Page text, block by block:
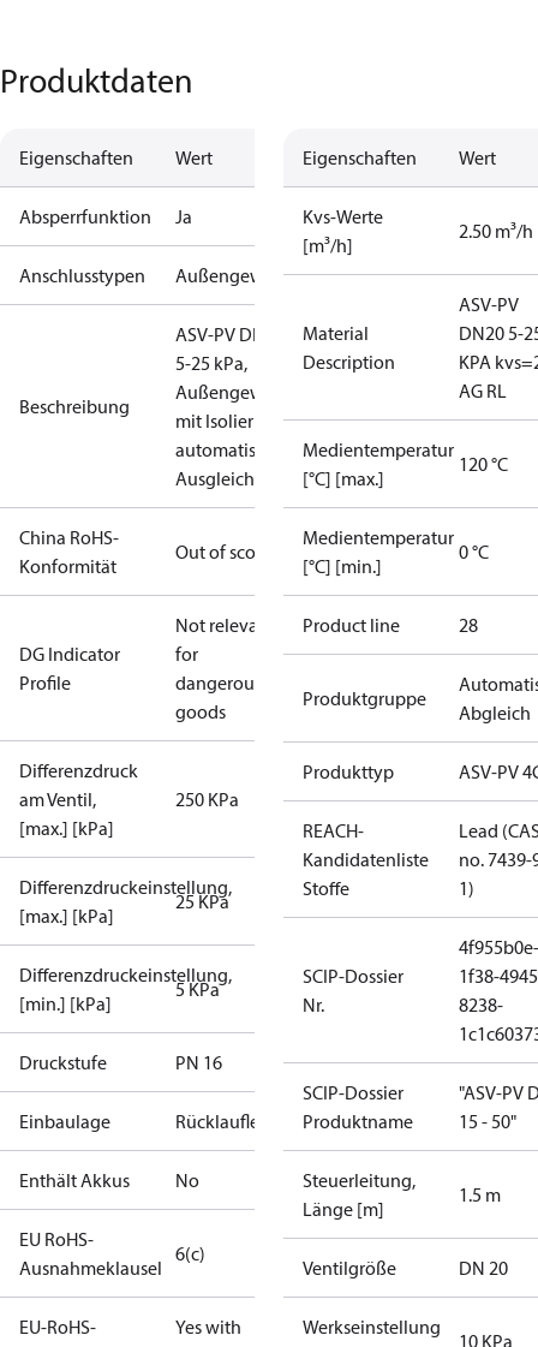
Produktdaten
Eigenschaften Wert
Absperrfunktion Ja
Anschlusstypen Außengewinde
Beschreibung
ASV-PV DN 20,
5-25 kPa,
Außengewinde,
mit Isolierung,
automatisches
Ausgleichsventil
China RoHS-
Konformität
Out of scope
DG Indicator
Profile
Not relevant
for
dangerous
goods
Differenzdruck
am Ventil,
[max.] [kPa]
250 KPa
Differenzdruckeinstellung,
[max.] [kPa]
25 KPa
Differenzdruckeinstellung,
[min.] [kPa]
5 KPa
Druckstufe PN 16
Einbaulage Rücklaufleitung
Enthält Akkus No
EU RoHS-
Ausnahmeklausel
6(c)
EU-RoHS-
Yes with
Eigenschaften Wert
Kvs-Werte
[m³/h]
2.50 m³/h
Material
Description
ASV-PV
DN20 5-
KPA
AG RL
Medientemperatur
[°C] [max.]
120 °C
Medientemperatur
[°C] [min.]
0 °C
Product line 28
Produktgruppe
Abgleich
Produkttyp ASV-PV
REACH-
Kandidatenliste
Stoffe
Lead
no. 7439-
1)
SCIP-Dossier
Nr.
4f955b0e-
1f38-
8238-
SCIP-Dossier
Produktname
"ASV-PV
15 - 50"
Steuerleitung,
Länge [m]
1.5 m
Ventilgröße DN 20
Werkseinstellung
10 KPa